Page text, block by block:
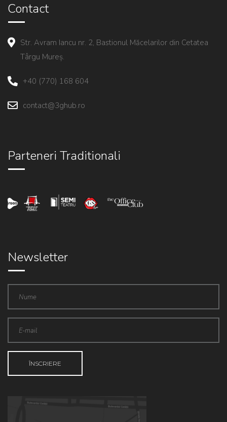
Contact
Str. Avram Iancu nr. 2, Bastionul Măcelarilor din Cetatea
Târgu Mureș.
+40 (770) 168 604
contact@3ghub.ro
Parteneri Traditionali
Newsletter